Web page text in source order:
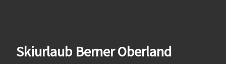
Skiurlaub Berner Oberland